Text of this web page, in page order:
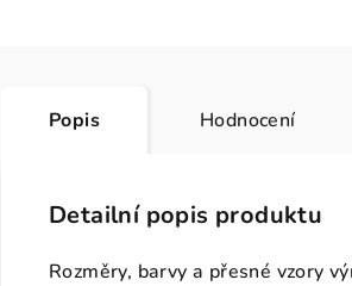
Popis Hodnocení
Detailní popis produktu
Rozměry, barvy a přesné vzory